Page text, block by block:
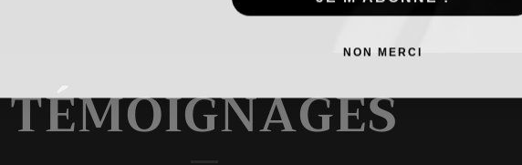
TÉMOIGNAGES
NON MERCI